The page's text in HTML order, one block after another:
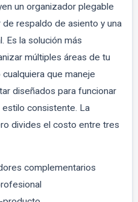
un organizador plegable
respaldo de asiento y una
Es la solución más
múltiples áreas de tu
que maneje
diseñados para funcionar
estilo consistente. La
divides el costo entre tres
complementarios